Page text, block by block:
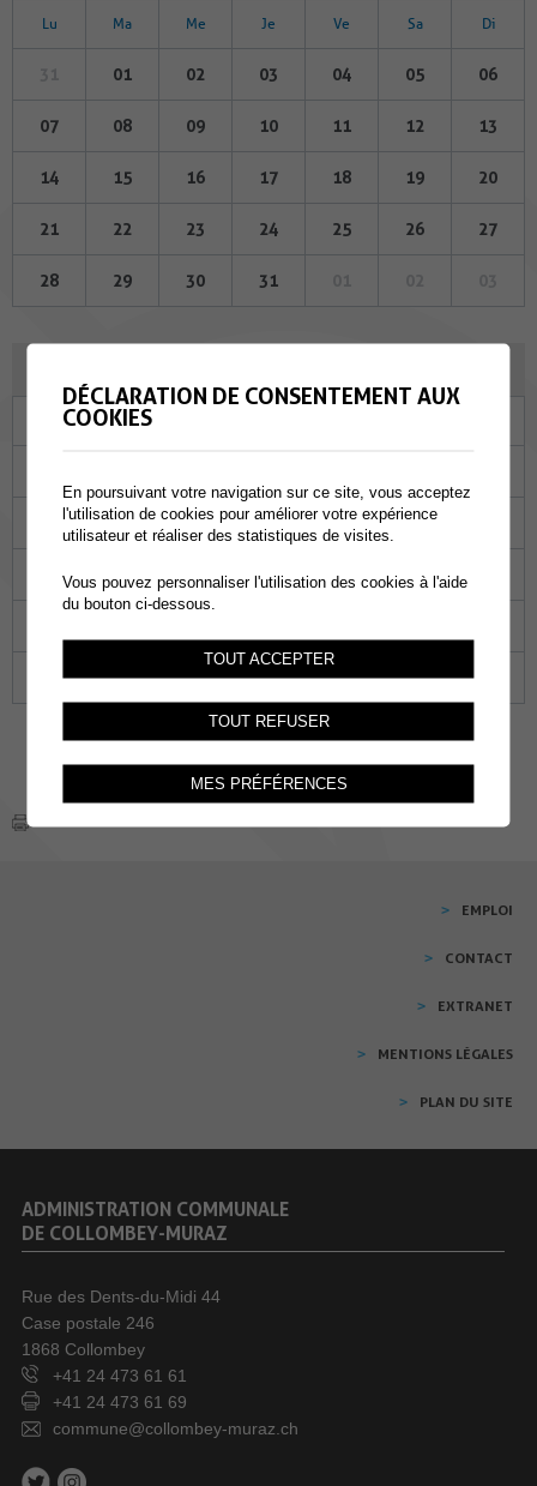
Lu Ma Me Je Ve Sa Di
01 02 03 04 05 06
07 08 09 10 11 12 13
14 15 16 17 18 19 20
21 22 23 24 25 26 27
28 29 30 31
Ma
05 06 07 08 09
14 15 16
26 27 28 29 30
EMPLOI
CONTACT
EXTRANET
MENTIONS LÉGALES
PLAN DU SITE
ADMINISTRATION COMMUNALE
DE COLLOMBEY-MURAZ
Rue des Dents-du-Midi 44
Case postale 246
1868 Collombey
+41 24 473 61 61
+41 24 473 61 69
commune@collombey-muraz.ch
DÉCLARATION DE CONSENTEMENT AUX
COOKIES
En poursuivant votre navigation sur ce site, vous acceptez
l'utilisation de cookies pour améliorer votre expérience
utilisateur et réaliser des statistiques de visites.
Vous pouvez personnaliser l'utilisation des cookies à l'aide
du bouton ci-dessous.
TOUT ACCEPTER
TOUT REFUSER
MES PRÉFÉRENCES